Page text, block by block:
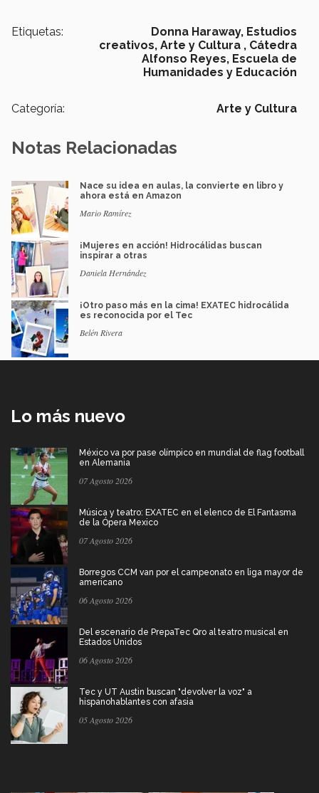
Etiquetas: Donna Haraway, Estudios
creativos, Arte y Cultura , Cátedra
Alfonso Reyes, Escuela de
Humanidades y Educación
Categoría: Arte y Cultura
Notas Relacionadas
Nace su idea en aulas, la convierte en libro y
ahora está en Amazon
Mario Ramírez
¡Mujeres en acción! Hidrocálidas buscan
inspirar a otras
Daniela Hernández
¡Otro paso más en la cima! EXATEC hidrocálida
es reconocida por el Tec
Belén Rivera
Lo más nuevo
México va por pase olímpico en mundial de flag football
en Alemania
07 Agosto 2026
Música y teatro: EXATEC en el elenco de El Fantasma
de la Ópera Mexico
07 Agosto 2026
Borregos CCM van por el campeonato en liga mayor de
americano
06 Agosto 2026
Del escenario de PrepaTec Qro al teatro musical en
Estados Unidos
06 Agosto 2026
Tec y UT Austin buscan "devolver la voz" a
hispanohablantes con afasia
05 Agosto 2026